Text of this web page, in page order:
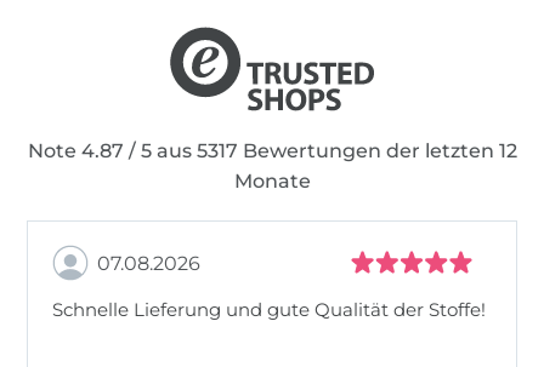
Note 4.87 / 5 aus 5317 Bewertungen der letzten 12
Monate
07.08.2026
Schnelle Lieferung und gute Qualität der Stoffe!